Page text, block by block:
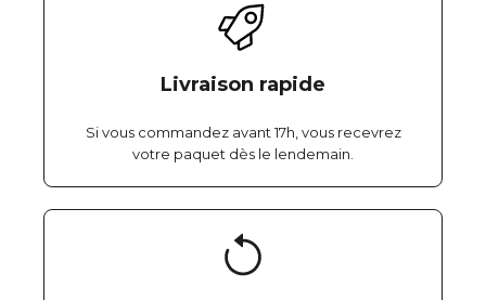
Livraison rapide
Si vous commandez avant 17h, vous recevrez
votre paquet dès le lendemain.